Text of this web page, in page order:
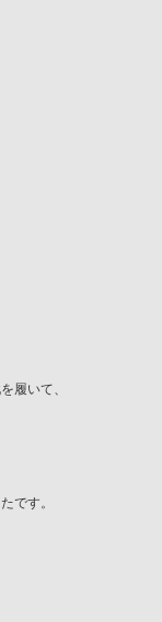
履いて、
です。